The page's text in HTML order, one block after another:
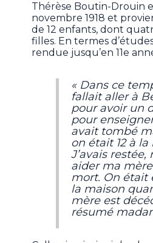
Thérèse Boutin-Drouin
novembre 1918 et
de 12 enfants, dont
filles. En termes
rendue jusqu’en 11e
« Dans ce
fallait aller à
pour avoir un
pour
avait tombé
on était 12 à la
J’avais
aider ma mère
mort. On était
la maison
mère est
résumé